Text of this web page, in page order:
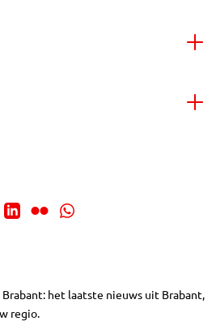
het laatste nieuws uit Brabant,
regio.